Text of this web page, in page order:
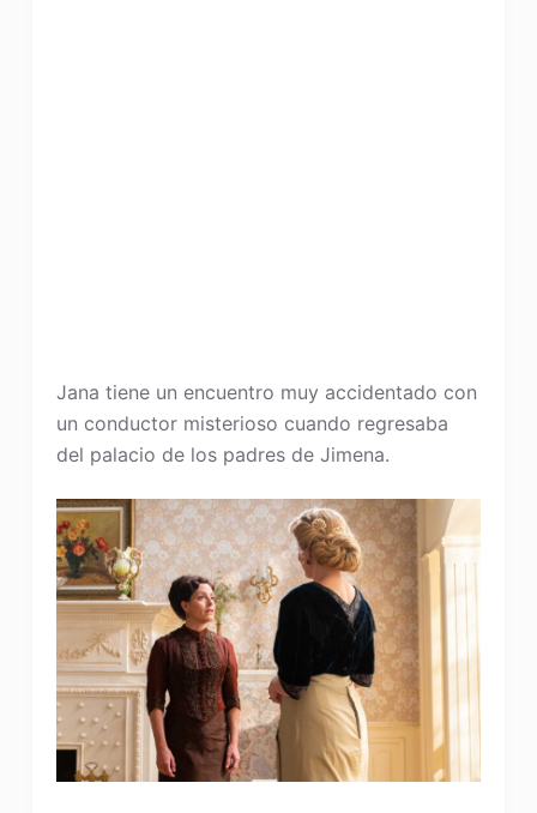
Jana tiene un encuentro muy accidentado con
un conductor misterioso cuando regresaba
del palacio de los padres de Jimena.